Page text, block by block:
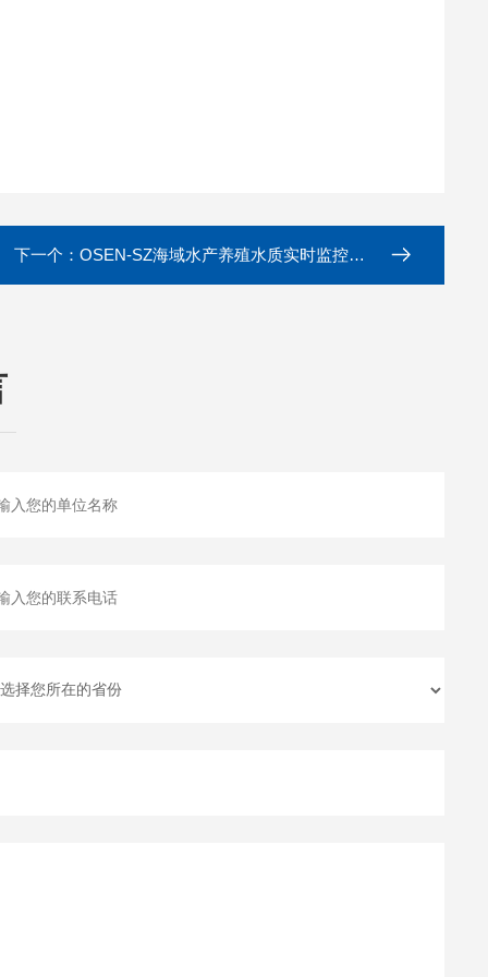
下一个： OSEN-SZ海域水产养殖水质实时监控预警系统